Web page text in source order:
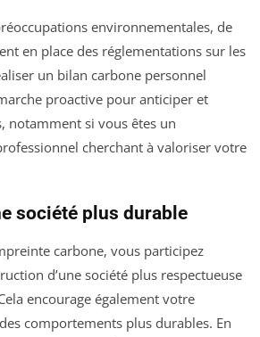
environnementales, de
en place des réglementations sur les
un bilan carbone personnel
proactive pour anticiper et
notamment si vous êtes un
cherchant à valoriser votre
société plus durable
carbone, vous participez
d’une société plus respectueuse
encourage également votre
comportements plus durables. En